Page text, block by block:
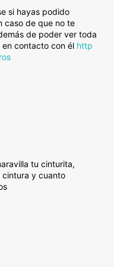
si hayas podido
caso de que no te
de poder ver toda
contacto con él http
tu cinturita,
cintura y cuanto